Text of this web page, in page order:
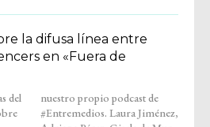
la difusa línea entre
en «Fuera de
del
de